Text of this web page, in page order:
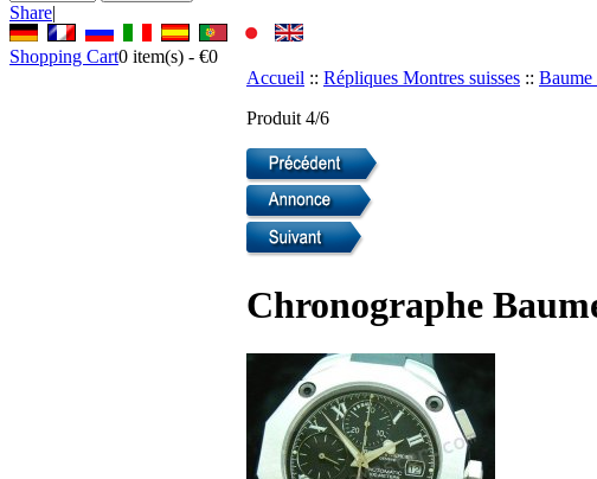
Share|
Shopping Cart0 item(s) - €0
Accueil :: Répliques Montres suisses ::
Produit 4/6
Chronographe